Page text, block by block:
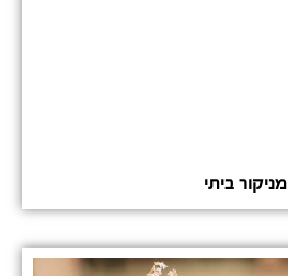
מניקור ביתי